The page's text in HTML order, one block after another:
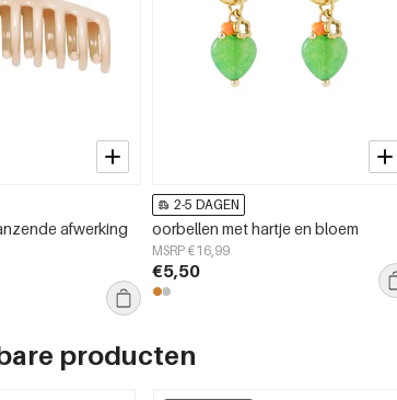
afwerking
2-5 DAGEN
oorbellen met hartje en bloem
MSRP €16,99
€5,50
producten